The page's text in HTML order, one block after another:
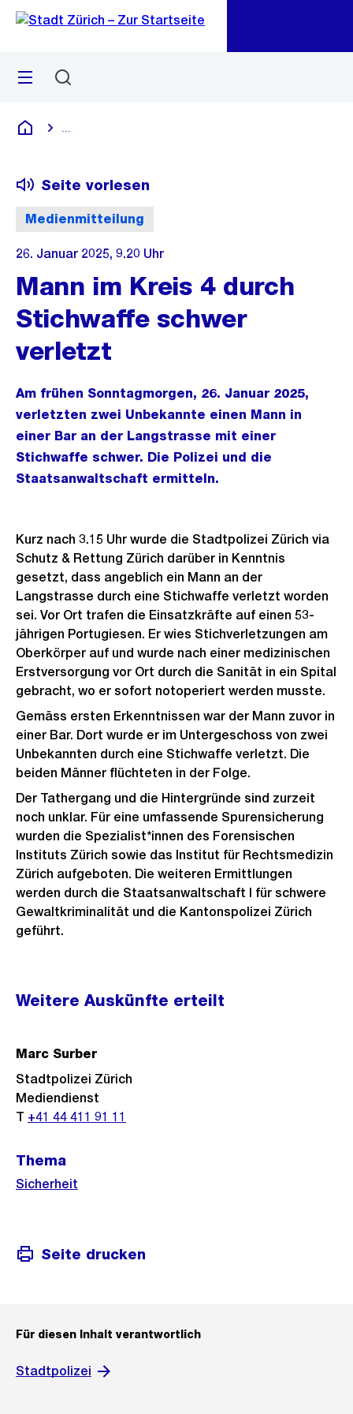
Navigation
Sprunglink
Menü
Deutsch
Medienmitteilung
Seite vorlesen
26. Januar 2025, 9.20 Uhr
Mann im Kreis 4 durch
Stichwaffe schwer
verletzt
Am frühen Sonntagmorgen, 26. Januar 2025,
verletzten zwei Unbekannte einen Mann in
einer Bar an der Langstrasse mit einer
Stichwaffe schwer. Die Polizei und die
Staatsanwaltschaft ermitteln.
Kurz nach 3.15 Uhr wurde die Stadtpolizei Zürich via
Schutz & Rettung Zürich darüber in Kenntnis
gesetzt, dass angeblich ein Mann an der
Langstrasse durch eine Stichwaffe verletzt worden
sei. Vor Ort trafen die Einsatzkräfte auf einen 53-
jährigen Portugiesen. Er wies Stichverletzungen am
Oberkörper auf und wurde nach einer medizinischen
Erstversorgung vor Ort durch die Sanität in ein Spital
gebracht, wo er sofort notoperiert werden musste.
Gemäss ersten Erkenntnissen war der Mann zuvor in
einer Bar. Dort wurde er im Untergeschoss von zwei
Unbekannten durch eine Stichwaffe verletzt. Die
beiden Männer flüchteten in der Folge.
Der Tathergang und die Hintergründe sind zurzeit
noch unklar. Für eine umfassende Spurensicherung
wurden die Spezialist*innen des Forensischen
Instituts Zürich sowie das Institut für Rechtsmedizin
Zürich aufgeboten. Die weiteren Ermittlungen
werden durch die Staatsanwaltschaft I für schwere
Gewaltkriminalität und die Kantonspolizei Zürich
geführt.
Weitere
Informationen
Weitere Auskünfte erteilt
Marc Surber
Stadtpolizei Zürich
Mediendienst
T +41 44 411 91 11
Thema
Sicherheit
Seite drucken
Für diesen Inhalt verantwortlich
Stadtpolizei